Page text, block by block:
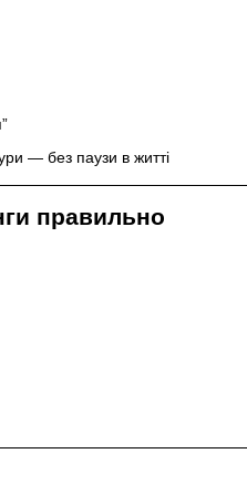
— без паузи в житті
правильно